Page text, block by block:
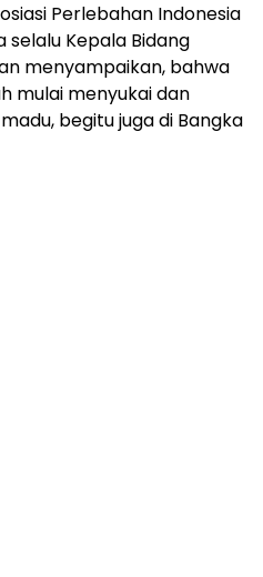
Perlebahan Indonesia
selalu Kepala Bidang
menyampaikan, bahwa
mulai menyukai dan
begitu juga di Bangka